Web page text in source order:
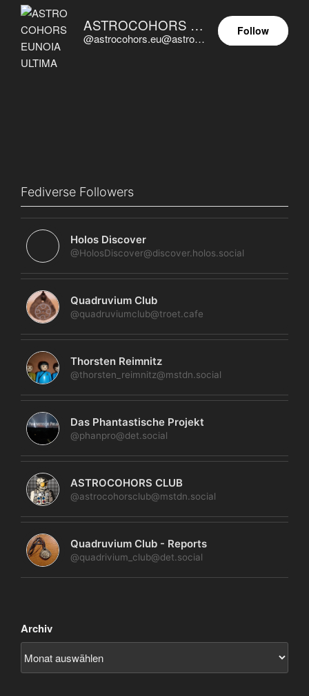
ASTROCOHORS EUNOIA ULTIMA
@astrocohors.eu@astrocohors.eu
Follow
Fediverse Followers
Holos Discover
@HolosDiscover@discover.holos.social
Quadruvium Club
@quadruviumclub@troet.cafe
Thorsten Reimnitz
@thorsten_reimnitz@mstdn.social
Das Phantastische Projekt
@phanpro@det.social
ASTROCOHORS CLUB
@astrocohorsclub@mstdn.social
Quadruvium Club - Reports
@quadrivium_club@det.social
Archiv